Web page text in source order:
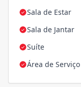
Sala de Estar
Sala de Jantar
Suíte
Área de Serviço